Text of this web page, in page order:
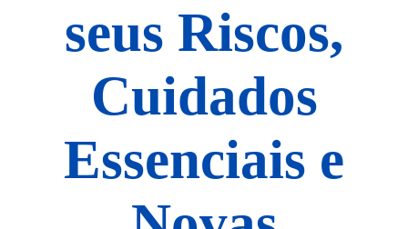
seus Riscos,
Cuidados
Essenciais e